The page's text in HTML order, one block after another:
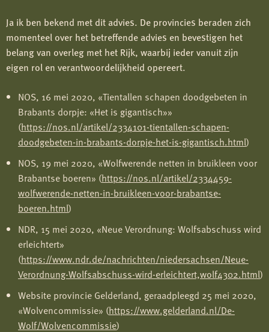
Ja ik ben bekend met dit advies. De provincies beraden zich
momenteel over het betreffende advies en bevestigen het
belang van overleg met het Rijk, waarbij ieder vanuit zijn
eigen rol en verantwoordelijkheid opereert.
NOS, 16 mei 2020, «Tientallen schapen doodgebeten in
Brabants dorpje: «Het is gigantisch»»
(https://nos.nl/artikel/2334101-tientallen-schapen-
doodgebeten-in-brabants-dorpje-het-is-gigantisch.html)
NOS, 19 mei 2020, «Wolfwerende netten in bruikleen voor
Brabantse boeren» (https://nos.nl/artikel/2334459-
wolfwerende-netten-in-bruikleen-voor-brabantse-
boeren.html)
NDR, 15 mei 2020, «Neue Verordnung: Wolfsabschuss wird
erleichtert»
(https://www.ndr.de/nachrichten/niedersachsen/Neue-
Verordnung-Wolfsabschuss-wird-erleichtert,wolf4302.html)
Website provincie Gelderland, geraadpleegd 25 mei 2020,
«Wolvencommissie» (https://www.gelderland.nl/De-
Wolf/Wolvencommissie)